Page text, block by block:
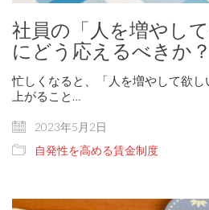
社員の「人を増やし
にどう応えるべきか？
忙しくなると、「人を増やして欲
上がること…
2023年5月2日
自発性を高める賃金制度